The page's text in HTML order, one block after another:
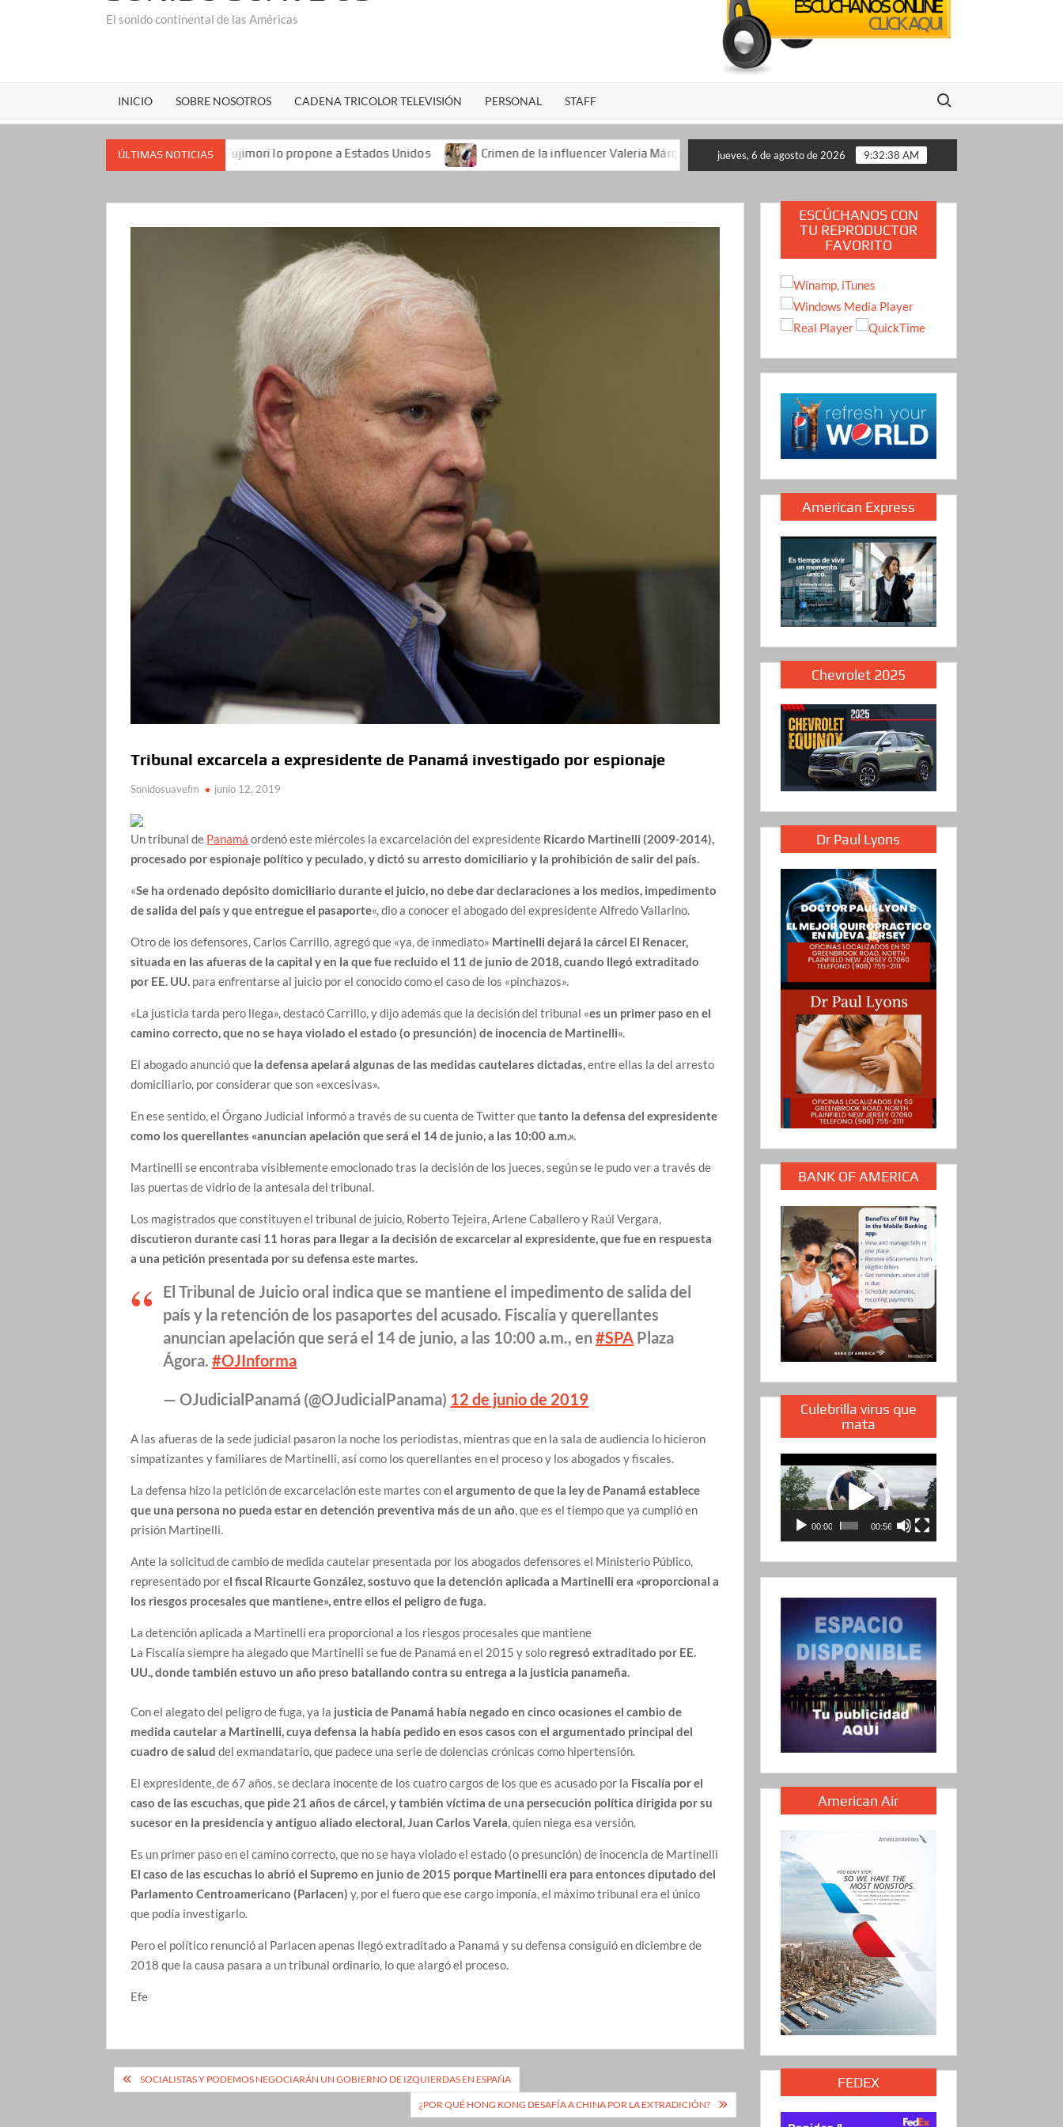
El sonido continental de las Américas
INICIO SOBRE NOSOTROS CADENA TRICOLOR TELEVISIÓN PERSONAL STAFF
Buscar:
ÚLTIMAS NOTICIAS
Keiko Fujimori lo propone a Estados Unidos Crimen de la influencer Valeria Márquez durante una transmisión en vivo en México: se conocen pistas clave del presunto
jueves, 6 de agosto de 2026 9:32:39 AM
Tribunal excarcela a expresidente de Panamá investigado por espionaje
Sonidosuavefm junio 12, 2019
Un tribunal de Panamá ordenó este miércoles la excarcelación del expresidente Ricardo Martinelli (2009-2014),
procesado por espionaje político y peculado, y dictó su arresto domiciliario y la prohibición de salir del país.
«Se ha ordenado depósito domiciliario durante el juicio, no debe dar declaraciones a los medios, impedimento
de salida del país y que entregue el pasaporte«, dio a conocer el abogado del expresidente Alfredo Vallarino.
Otro de los defensores, Carlos Carrillo, agregó que «ya, de inmediato» Martinelli dejará la cárcel El Renacer,
situada en las afueras de la capital y en la que fue recluido el 11 de junio de 2018, cuando llegó extraditado
por EE. UU. para enfrentarse al juicio por el conocido como el caso de los «pinchazos».
«La justicia tarda pero llega», destacó Carrillo, y dijo además que la decisión del tribunal «es un primer paso en el
camino correcto, que no se haya violado el estado (o presunción) de inocencia de Martinelli«.
El abogado anunció que la defensa apelará algunas de las medidas cautelares dictadas,entre ellas la del arresto
domiciliario, por considerar que son «excesivas».
En ese sentido, el Órgano Judicial informó a través de su cuenta de Twitter quetanto la defensa del expresidente
como los querellantes «anuncian apelación que será el 14 de junio, a las 10:00 a.m.».
Martinelli se encontraba visiblemente emocionado tras la decisión de los jueces, según se le pudo ver a través de
las puertas de vidrio de la antesala del tribunal.
Los magistrados que constituyen el tribunal de juicio, Roberto Tejeira, Arlene Caballero y Raúl Vergara,
discutieron durante casi 11 horas para llegar a la decisión de excarcelar al expresidente, que fue en respuesta
a una petición presentada por su defensa este martes.
El Tribunal de Juicio oral indica que se mantiene el impedimento de salida del
país y la retención de los pasaportes del acusado. Fiscalía y querellantes
anuncian apelación que será el 14 de junio, a las 10:00 a.m., en#SPA Plaza
Ágora.#OJInforma
— OJudicialPanamá (@OJudicialPanama) 12 de junio de 2019
A las afueras de la sede judicial pasaron la noche los periodistas, mientras que en la sala de audiencia lo hicieron
simpatizantes y familiares de Martinelli, así como los querellantes en el proceso y los abogados y fiscales.
La defensa hizo la petición de excarcelación este martes conel argumento de que la ley de Panamá establece
que una persona no pueda estar en detención preventiva más de un año, que es el tiempo que ya cumplió en
prisión Martinelli.
Ante la solicitud de cambio de medida cautelar presentada por los abogados defensores el Ministerio Público,
representado por el fiscal Ricaurte González, sostuvo que la detención aplicada a Martinelli era «proporcional a
los riesgos procesales que mantiene», entre ellos el peligro de fuga.
La detención aplicada a Martinelli era proporcional a los riesgos procesales que mantiene
La Fiscalía siempre ha alegado que Martinelli se fue de Panamá en el 2015 y solo regresó extraditado por EE.
UU., donde también estuvo un año preso batallando contra su entrega a la justicia panameña.
Con el alegato del peligro de fuga, ya la justicia de Panamá había negado en cinco ocasiones el cambio de
medida cautelar a Martinelli, cuya defensa la había pedido en esos casos con el argumentado principal del
cuadro de salud del exmandatario, que padece una serie de dolencias crónicas como hipertensión.
El expresidente, de 67 años, se declara inocente de los cuatro cargos de los que es acusado por la Fiscalía por el
caso de las escuchas, que pide 21 años de cárcel, y también víctima de una persecución política dirigida por su
sucesor en la presidencia y antiguo aliado electoral, Juan Carlos Varela, quien niega esa versión.
Es un primer paso en el camino correcto, que no se haya violado el estado (o presunción) de inocencia de Martinelli
El caso de las escuchas lo abrió el Supremo en junio de 2015 porque Martinelli era para entonces diputado del
Parlamento Centroamericano (Parlacen) y, por el fuero que ese cargo imponía, el máximo tribunal era el único
que podía investigarlo.
Pero el político renunció al Parlacen apenas llegó extraditado a Panamá y su defensa consiguió en diciembre de
2018 que la causa pasara a un tribunal ordinario, lo que alargó el proceso.
Efe
Navegación
SOCIALISTAS Y PODEMOS NEGOCIARÁN UN GOBIERNO DE IZQUIERDAS EN ESPAÑA
¿POR QUÉ HONG KONG DESAFÍA A CHINA POR LA EXTRADICIÓN?
ESCÚCHANOS CON
TU REPRODUCTOR
FAVORITO
American Express
Chevrolet 2025
Dr Paul Lyons
BANK OF AMERICA
Culebrilla virus que
mata
Reproductor
de
vídeo
00:00 00:56
American Air
FEDEX